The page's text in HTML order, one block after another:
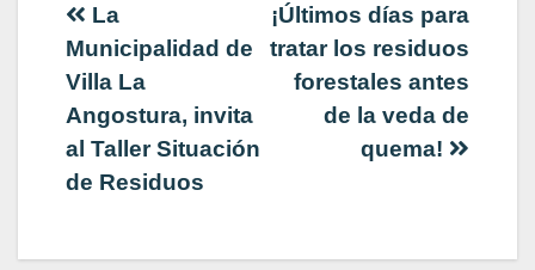
Navegación
de
entradas
¡Últimos días para
tratar los residuos
forestales antes
de la veda de
quema!
La
Municipalidad de
Villa La
Angostura, invita
al Taller Situación
de Residuos